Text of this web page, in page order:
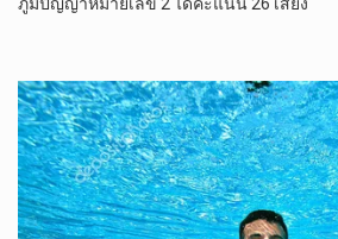
ภูมิปัญญาหมายเลข 2 ได้คะแนน 26 เสียง